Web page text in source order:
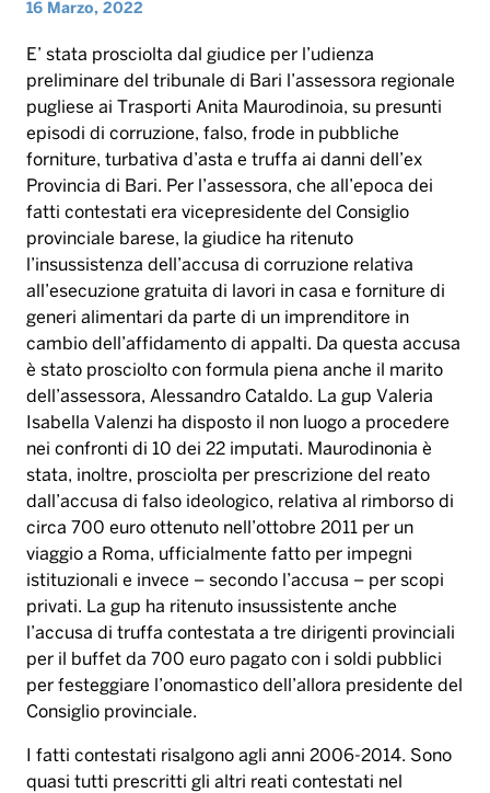
16 Marzo, 2022
E’ stata prosciolta dal giudice per l’udienza
preliminare del tribunale di Bari l’assessora regionale
pugliese ai Trasporti Anita Maurodinoia, su presunti
episodi di corruzione, falso, frode in pubbliche
forniture, turbativa d’asta e truffa ai danni dell’ex
Provincia di Bari. Per l’assessora, che all’epoca dei
fatti contestati era vicepresidente del Consiglio
provinciale barese, la giudice ha ritenuto
l’insussistenza dell’accusa di corruzione relativa
all’esecuzione gratuita di lavori in casa e forniture di
generi alimentari da parte di un imprenditore in
cambio dell’affidamento di appalti. Da questa accusa
è stato prosciolto con formula piena anche il marito
dell’assessora, Alessandro Cataldo. La gup Valeria
Isabella Valenzi ha disposto il non luogo a procedere
nei confronti di 10 dei 22 imputati. Maurodinonia è
stata, inoltre, prosciolta per prescrizione del reato
dall’accusa di falso ideologico, relativa al rimborso di
circa 700 euro ottenuto nell’ottobre 2011 per un
viaggio a Roma, ufficialmente fatto per impegni
istituzionali e invece – secondo l’accusa – per scopi
privati. La gup ha ritenuto insussistente anche
l’accusa di truffa contestata a tre dirigenti provinciali
per il buffet da 700 euro pagato con i soldi pubblici
per festeggiare l’onomastico dell’allora presidente del
Consiglio provinciale.
I fatti contestati risalgono agli anni 2006-2014. Sono
quasi tutti prescritti gli altri reati contestati nel